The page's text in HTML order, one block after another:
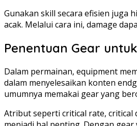
Gunakan skill secara efisien juga
acak. Melalui cara ini, damage
Penentuan Gear
Dalam permainan, equipment
dalam menyelesaikan konten
umumnya memakai gear yang
Atribut seperti critical rate, critical